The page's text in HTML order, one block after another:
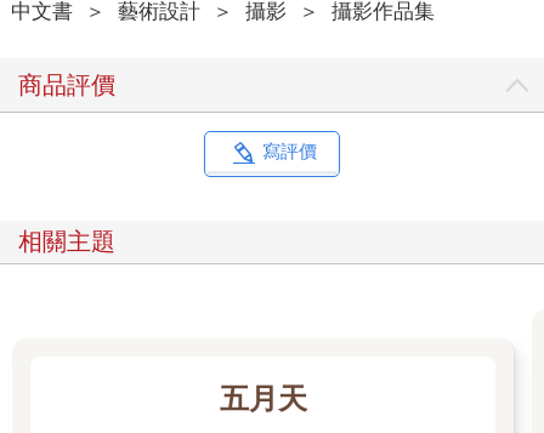
中文書 ＞ 藝術設計 ＞ 攝影 ＞ 攝影作品集
商品評價
寫評價
相關主題
五月天